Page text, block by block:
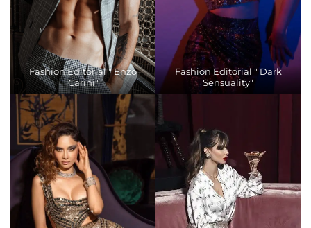
Fashion Editorial " Enzo
Carini"
Fashion Editorial " Dark
Sensuality"